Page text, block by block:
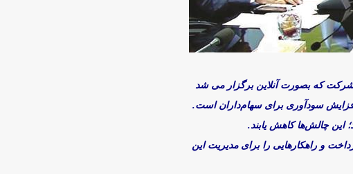
شرکت که بصورت آنلاین برگزار می شد
سودآوری برای سهام‌داران است.
این چالش‌ها کاهش یابند.
و راهکارهایی را برای مدیریت این